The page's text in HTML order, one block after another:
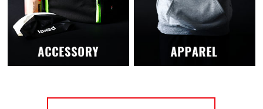
SWIM WEAR RACE SWIM WEAR TRAINING